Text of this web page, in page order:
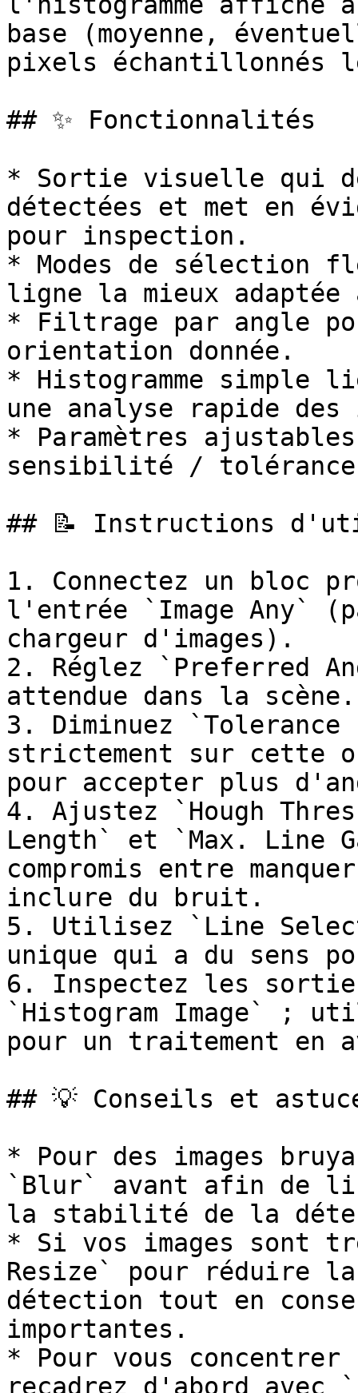
base (moyenne,
pixels échantillonnés
## ✨ Fonctionnalités
* Sortie visuelle qui
détectées et met en
pour inspection.
* Modes de sélection
ligne la mieux
* Filtrage par angle
orientation donnée.
* Histogramme
une analyse rapide
* Paramètres
sensibilité /
## 📝 Instructions
1. Connectez un bloc
l'entrée `Image Any`
chargeur d'images).
2. Réglez `Preferred
attendue dans la scène.
3. Diminuez
strictement sur cette
pour accepter plus
4. Ajustez `Hough
Length` et `Max. Line
compromis entre
inclure du bruit.
5. Utilisez `Line
unique qui a du sens
6. Inspectez les
`Histogram Image` ;
pour un traitement en
## 💡 Conseils et
* Pour des images
`Blur` avant afin de
la stabilité de la
* Si vos images sont
Resize` pour réduire
détection tout en
importantes.
* Pour vous
recadrez d'abord avec